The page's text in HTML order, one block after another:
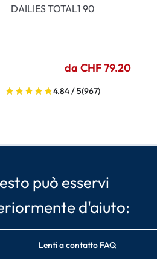
DAILIES TOTAL1 90
da CHF 79.20
4.84 / 5(967)
può esservi
d'aiuto:
Lenti a contatto FAQ